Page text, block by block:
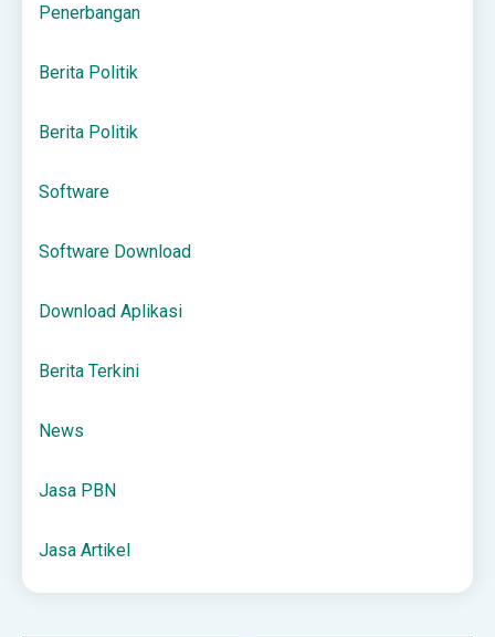
Penerbangan
Berita Politik
Berita Politik
Software
Software Download
Download Aplikasi
Berita Terkini
News
Jasa PBN
Jasa Artikel